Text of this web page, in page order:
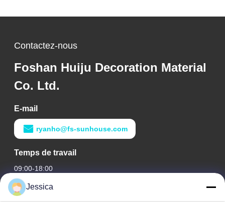
Contactez-nous
Foshan Huiju Decoration Material
Co. Ltd.
E-mail
ryanho@fs-sunhouse.com
Temps de travail
09:00-18:00
Notre adresse
Jessica